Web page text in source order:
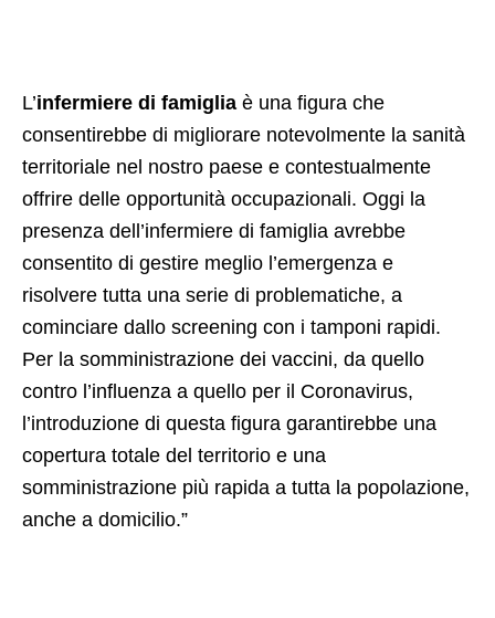
L’infermiere di famiglia è una figura che
consentirebbe di migliorare notevolmente la sanità
territoriale nel nostro paese e contestualmente
offrire delle opportunità occupazionali. Oggi la
presenza dell’infermiere di famiglia avrebbe
consentito di gestire meglio l’emergenza e
risolvere tutta una serie di problematiche, a
cominciare dallo screening con i tamponi rapidi.
Per la somministrazione dei vaccini, da quello
contro l’influenza a quello per il Coronavirus,
l’introduzione di questa figura garantirebbe una
copertura totale del territorio e una
somministrazione più rapida a tutta la popolazione,
anche a domicilio.”